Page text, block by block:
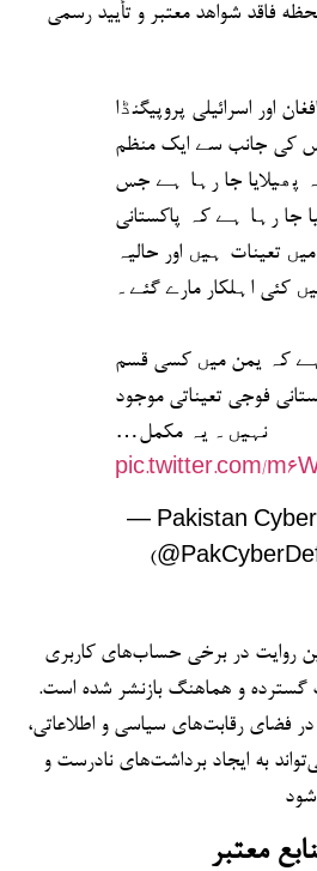
فاقد شواهد معتبر و تأیید رسمی
اور اسرائیلی پروپیگنڈا
کی جانب سے ایک منظم
پھیلایا جا رہا ہے جس
جا رہا ہے کہ پاکستانی
تعینات ہیں اور حالیہ
کئی اہلکار مارے گئے۔
کہ یمن میں کسی قسم
فوجی تعیناتی موجود
نہیں۔ یہ مکمل…
pic.twitter.com/
— Pakistan
روایت در برخی حساب‌های کاربری
و هماهنگ بازنشر شده است.
در فضای رقابت‌های سیاسی و اطلاعاتی،
به ایجاد برداشت‌های نادرست و
معتبر